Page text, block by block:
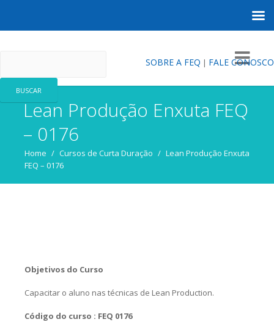
SOBRE A FEQ | FALE CONOSCO
Lean Produção Enxuta FEQ
– 0176
Home / Cursos de Curta Duração / Lean Produção Enxuta
FEQ – 0176
Objetivos do Curso
Capacitar o aluno nas técnicas de Lean Production.
Código do curso : FEQ 0176